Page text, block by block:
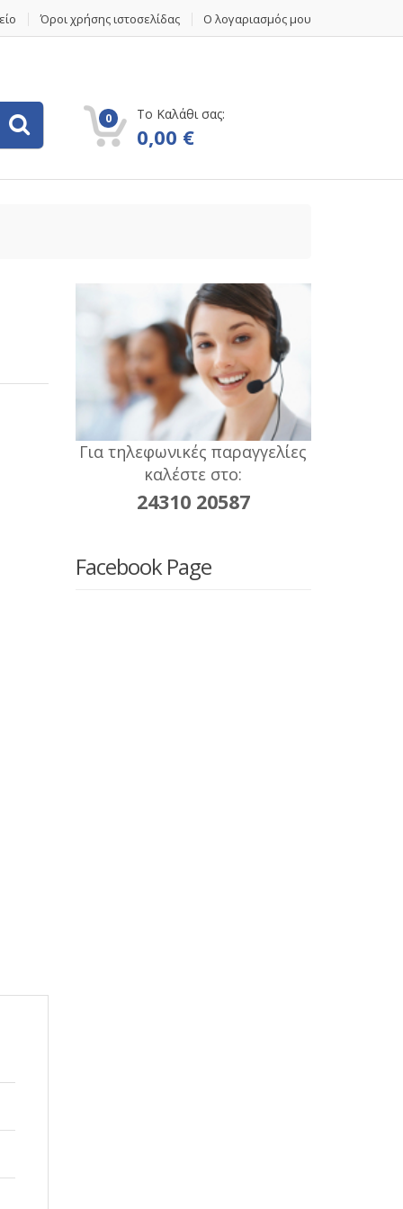
Όροι χρήσης ιστοσελίδας Ο λογαριασμός μου
0 Το Καλάθι σας:
0,00 €
Για τηλεφωνικές παραγγελίες
καλέστε στο:
24310 20587
Facebook Page